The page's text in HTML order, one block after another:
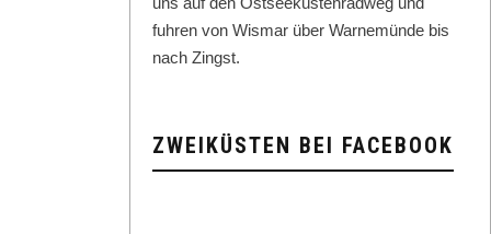
fuhren von Wis­mar über Warnemünde bis
nach Zingst.
ZWEIKÜSTEN BEI FACEBOOK